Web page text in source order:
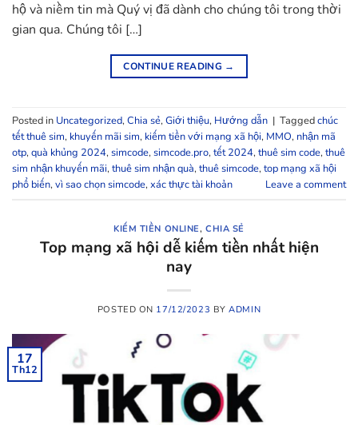
hộ và niềm tin mà Quý vị đã dành cho chúng tôi trong thời
gian qua. Chúng tôi […]
CONTINUE READING →
Posted in Uncategorized, Chia sẻ, Giới thiệu, Hướng dẫn | Taggedchúc
tết thuê sim, khuyến mãi sim, kiếm tiền với mạng xã hội, MMO, nhận mã
otp, quà khủng 2024, simcode, simcode.pro, tết 2024, thuê sim code, thuê
sim nhận khuyến mãi, thuê sim nhận quà, thuê simcode, top mạng xã hội
phổ biến, vì sao chọn simcode, xác thực tài khoản Leave a comment
KIẾM TIỀN ONLINE,CHIA SẺ
Top mạng xã hội dễ kiếm tiền nhất hiện
nay
POSTED ON 17/12/2023 BYADMIN
17
Th12